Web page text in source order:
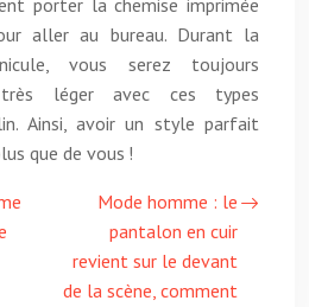
porter la chemise imprimée
aller au bureau. Durant la
vous serez toujours
très léger avec ces types
Ainsi, avoir un style parfait
que de vous !
Mode homme : le
pantalon en cuir
revient sur le devant
de la scène, comment